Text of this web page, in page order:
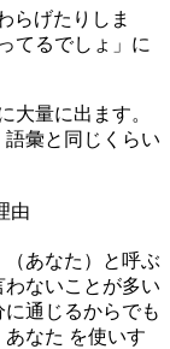
らげたりしま
てるでしょ」に
大量に出ます。
語彙と同じくらい
由
あなた）と呼ぶ
ないことが多い
通じるからでも
なた を使いす